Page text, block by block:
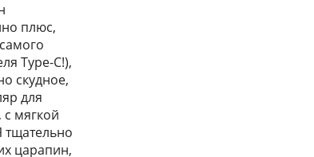
плюс,
Type-C!),
скудное,
для
мягкой
тщательно
царапин,